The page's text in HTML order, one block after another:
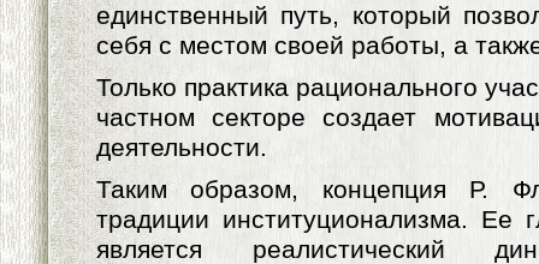
единственный путь, который
себя с местом своей работы, а
Только практика рационального
частном секторе создает
деятельности.
Таким образом, концепция Р.
традиции институционализма. Ее
является реалистический